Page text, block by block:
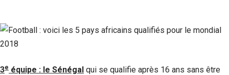
3e équipe : le Sénégal qui se qualifie après 16 ans sans être